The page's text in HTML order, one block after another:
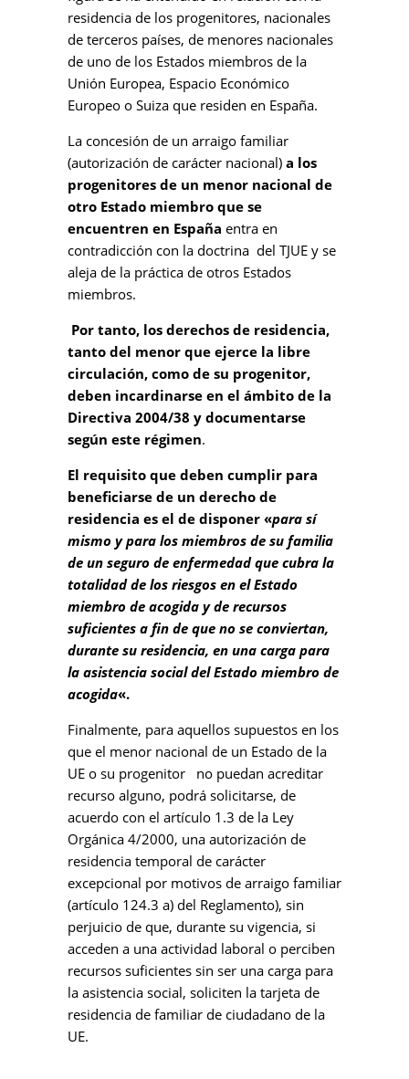
residencia de los progenitores, nacionales
de terceros países, de menores nacionales
de uno de los Estados miembros de la
Unión Europea, Espacio Económico
Europeo o Suiza que residen en España.
La concesión de un arraigo familiar
(autorización de carácter nacional) a los
progenitores de un menor nacional de
otro Estado miembro que se
encuentren en España entra en
contradicción con la doctrina del TJUE y se
aleja de la práctica de otros Estados
miembros.
Por tanto, los derechos de residencia,
tanto del menor que ejerce la libre
circulación, como de su progenitor,
deben incardinarse en el ámbito de la
Directiva 2004/38 y documentarse
según este régimen.
El requisito que deben cumplir para
beneficiarse de un derecho de
residencia es el de disponer «para sí
mismo y para los miembros de su familia
de un seguro de enfermedad que cubra la
totalidad de los riesgos en el Estado
miembro de acogida y de recursos
suficientes a fin de que no se conviertan,
durante su residencia, en una carga para
la asistencia social del Estado miembro de
acogida«.
Finalmente, para aquellos supuestos en los
que el menor nacional de un Estado de la
UE o su progenitor no puedan acreditar
recurso alguno, podrá solicitarse, de
acuerdo con el artículo 1.3 de la Ley
Orgánica 4/2000, una autorización de
residencia temporal de carácter
excepcional por motivos de arraigo familiar
(artículo 124.3 a) del Reglamento), sin
perjuicio de que, durante su vigencia, si
acceden a una actividad laboral o perciben
recursos suficientes sin ser una carga para
la asistencia social, soliciten la tarjeta de
residencia de familiar de ciudadano de la
UE.